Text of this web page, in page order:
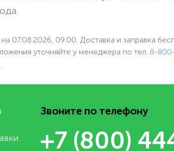
07.08.2026, 09:00. Доставка и заправка
уточняйте у менеджера по тел. 8-
Звоните по телефону
+7 (800)